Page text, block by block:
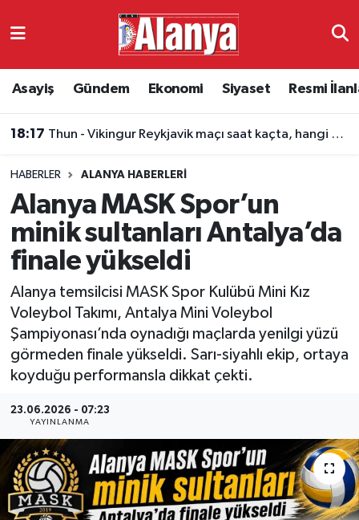
Asayiş Gündem Ekonomi Siyaset Resmi
18:11 Lincoln Red Imps - Omonia maçı saat kaçta, hangi kanalda?
HABERLER ALANYA HABERLERI
Alanya MASK Spor’un
minik sultanları Antalya’da
finale yükseldi
Alanya temsilcisi MASK Spor Kulübü Mini Kız
Voleybol Takımı, Antalya Mini Voleybol
Şampiyonası’nda oynadığı maçlarda yenilgi yüzü
görmeden finale yükseldi. Sarı-siyahlı ekip, ortaya
koyduğu performansla dikkat çekti.
23.06.2026 - 07:23
YAYINLANMA
Ekonomi
Resmi İlanlar
Alanyaspor
Turizm
E-Gazete
Antalya Namaz Vakitleri
Süper Lig Puan Durumu ve Fikstür
Tüm Manşetler
Son Dakika Haberleri
Haber Arşivi